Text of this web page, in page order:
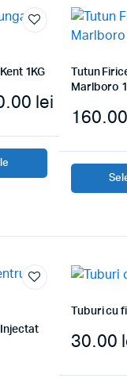
1KG
lei
Tutun
Marlboro
160.00
Tuburi cu
30.00